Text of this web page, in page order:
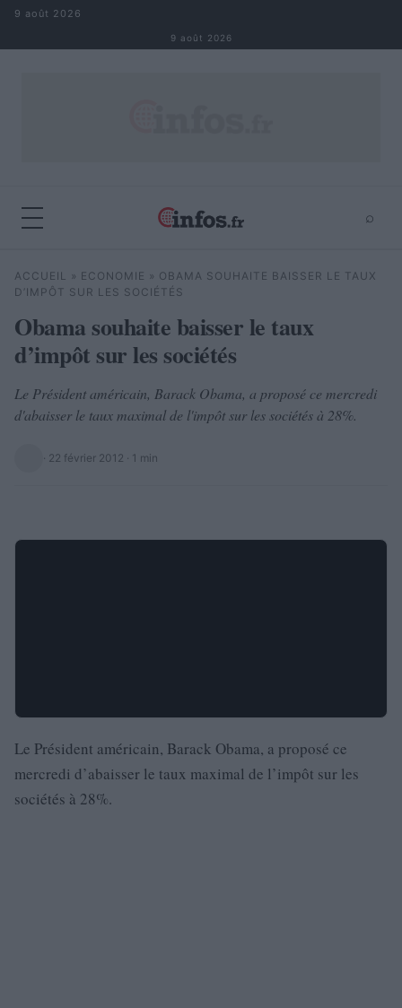
Aller au contenu
9 août 2026
9 août 2026
⌕
Rechercher ⌕ ×
ACCUEIL » ECONOMIE » OBAMA SOUHAITE BAISSER LE TAUX
D’IMPÔT SUR LES SOCIÉTÉS
Obama souhaite baisser le taux
d’impôt sur les sociétés
Le Président américain, Barack Obama, a proposé ce mercredi
d'abaisser le taux maximal de l'impôt sur les sociétés à 28%.
· 22 février 2012 · 1 min
Le Président américain, Barack Obama, a proposé ce
mercredi d’abaisser le taux maximal de l’impôt sur les
sociétés à 28%.